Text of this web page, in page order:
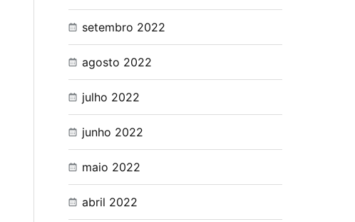
setembro 2022
agosto 2022
julho 2022
junho 2022
maio 2022
abril 2022